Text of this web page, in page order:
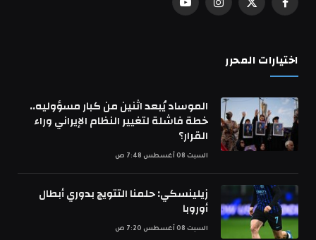
فيسبوكX
الانستغراميوتيوب
اختيارات المحرر
الموساد يُبعد اثنين من كبار مسؤوليه..
خطة فاشلة لتغيير النظام الإيراني وراء
القرار؟
السبت 08 أغسطس 7:48 ص
زيلينسكي: حلمنا التتويج بدوري أبطال
أوروبا
السبت 08 أغسطس 7:20 ص